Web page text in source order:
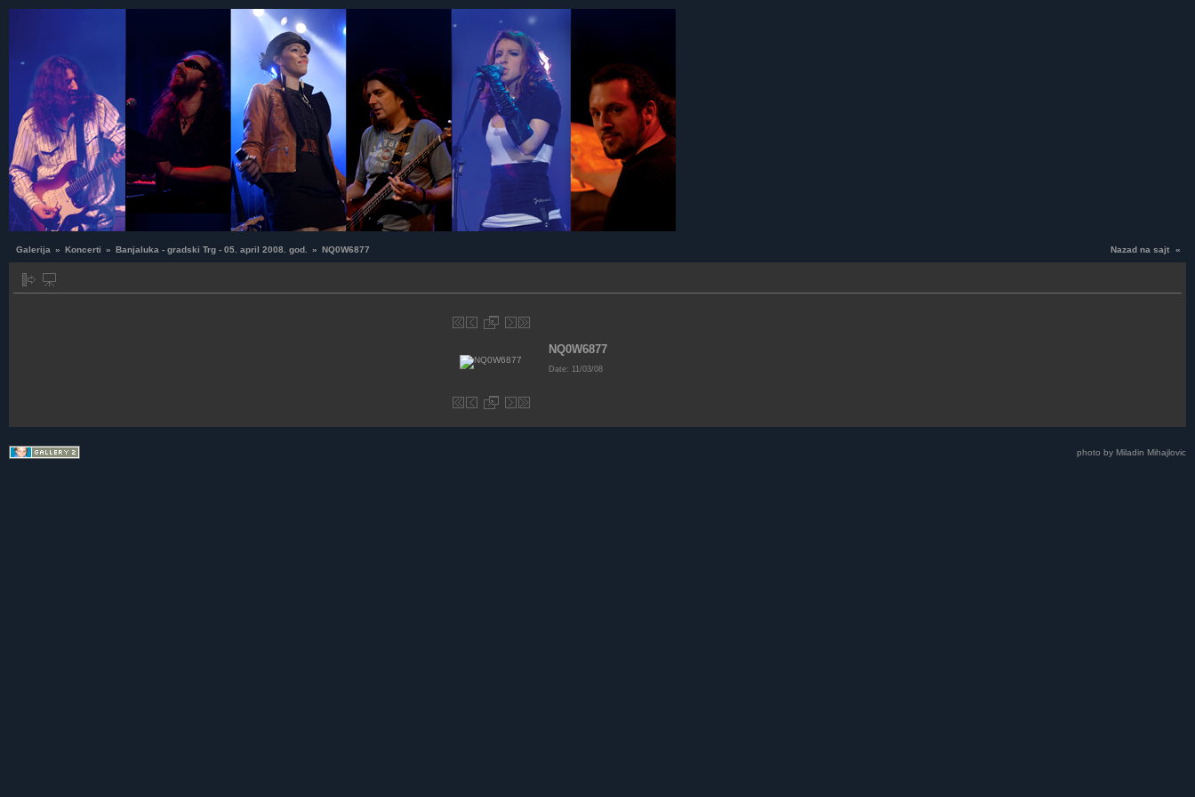
Nazad na sajt «
Galerija » Koncerti » Banjaluka - gradski Trg - 05. april 2008. god. » NQ0W6877
NQ0W6877
Date: 11/03/08
photo by Miladin Mihajlovic